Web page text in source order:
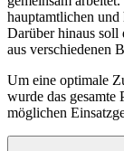
hauptamtlichen
Darüber hinaus soll
aus verschiedenen
Um eine optimale
wurde das gesamte
möglichen